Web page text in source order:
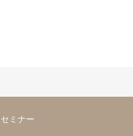
セミナー